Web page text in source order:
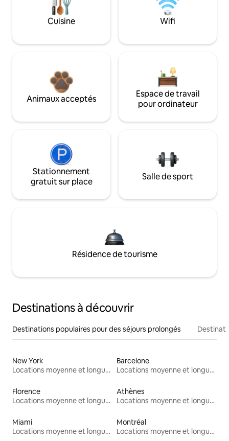
Cuisine Wifi
Animaux acceptés
Espace de travail
pour ordinateur
Stationnement
gratuit sur place
Salle de sport
Résidence de tourisme
Destinations à découvrir
Destinations populaires pour des séjours prolongés
New York
Locations moyenne et longue durée
Barcelone
Locations moyenne et longue durée
Florence
Locations moyenne et longue durée
Athènes
Locations moyenne et longue durée
Miami
Locations moyenne et longue durée
Montréal
Locations moyenne et longue durée